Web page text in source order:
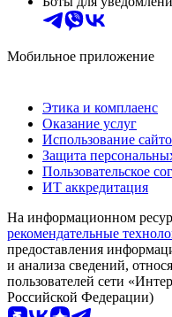
Мобильное приложение
Этика и комплаенс
Оказание услуг
Использование
Защита
Пользовательское
ИТ аккредитация
На информационном
рекомендательные
предоставления
и анализа сведений,
пользователей сети
Российской Федерации)